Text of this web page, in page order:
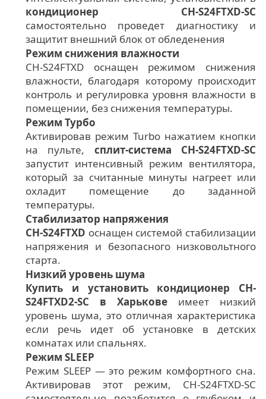
кондиционер CH-S24FTXD-SC
самостоятельно проведет диагностику и
защитит внешний блок от обледенения
Режим снижения влажности
CH-S24FTXD оснащен режимом снижения
влажности, благодаря которому происходит
контроль и регулировка уровня влажности в
помещении, без снижения температуры.
Режим Турбо
Активировав режим Turbo нажатием кнопки
на пульте, сплит-система CH-S24FTXD-SC
запустит интенсивный режим вентилятора,
который за считанные минуты нагреет или
охладит помещение до заданной
температуры.
Стабилизатор напряжения
CH-S24FTXD оснащен системой стабилизации
напряжения и безопасного низковольтного
старта.
Низкий уровень шума
Купить и установить кондиционер CH-
S24FTXD2-SC в Харькове имеет низкий
уровень шума, это отличная характеристика
если речь идет об установке в детских
комнатах или спальнях.
Режим SLЕЕР
Режим SLЕЕР — это режим комфортного сна.
Активировав этот режим, CH-S24FTXD-SC